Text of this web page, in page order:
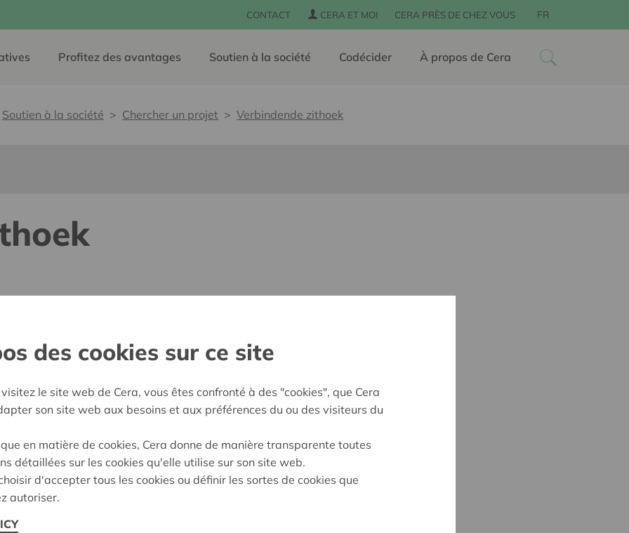
CONTACT CERA ET MOI CERA PRÈS DE CHEZ VOUS FR
Profitez des avantages Soutien à la société Codécider À propos de Cera
Soutien à la société Chercher un projet Verbindende zithoek
sans barrières
Rupel
Approuvé
100, 2531
Cera contact
des cookies sur ce site
le site web de Cera, vous êtes confronté à des "cookies", que Cera
son site web aux besoins et aux préférences du ou des visiteurs du
en matière de cookies, Cera donne de manière transparente toutes
détaillées sur les cookies qu'elle utilise sur son site web.
d'accepter tous les cookies ou définir les sortes de cookies que
autoriser.